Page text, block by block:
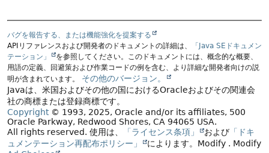
バグを報告する、または機能強化を提案する
APIリファレンスおよび開発者のドキュメントの詳細は、
「Java SEドキュメン
テーション」
を参照してください。このドキュメントには、概念的な概要、
用語の定義、回避策および作業コードの例を含む、より詳細な開発者向けの説
明が含まれています。
その他のバージョン。
Javaは、米国およびその他の国におけるOracleおよびその関連会
社の商標または登録商標です。
Copyright© 1993, 2025, Oracle and/or its affiliates, 500
Oracle Parkway, Redwood Shores, CA 94065 USA.
All rights reserved. 使用は、 「ライセンス条項」 および 「ドキ
ュメンテーション再配布ポリシー」
によります。 Modify . Modify